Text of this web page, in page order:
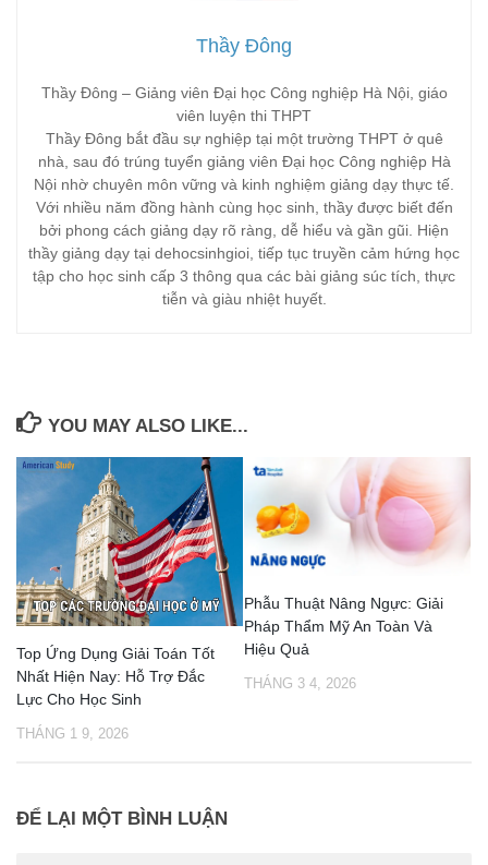
Thầy Đông
Thầy Đông – Giảng viên Đại học Công nghiệp Hà Nội, giáo
viên luyện thi THPT
Thầy Đông bắt đầu sự nghiệp tại một trường THPT ở quê
nhà, sau đó trúng tuyển giảng viên Đại học Công nghiệp Hà
Nội nhờ chuyên môn vững và kinh nghiệm giảng dạy thực tế.
Với nhiều năm đồng hành cùng học sinh, thầy được biết đến
bởi phong cách giảng dạy rõ ràng, dễ hiểu và gần gũi. Hiện
thầy giảng dạy tại dehocsinhgioi, tiếp tục truyền cảm hứng học
tập cho học sinh cấp 3 thông qua các bài giảng súc tích, thực
tiễn và giàu nhiệt huyết.
YOU MAY ALSO LIKE...
Top Ứng Dụng Giải Toán Tốt
Nhất Hiện Nay: Hỗ Trợ Đắc
Lực Cho Học Sinh
THÁNG 1 9, 2026
Phẫu Thuật Nâng Ngực: Giải
Pháp Thẩm Mỹ An Toàn Và
Hiệu Quả
THÁNG 3 4, 2026
ĐỂ LẠI MỘT BÌNH LUẬN